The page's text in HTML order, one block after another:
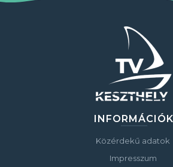
INFORMÁCIÓK
Közérdekű adatok
Impresszum